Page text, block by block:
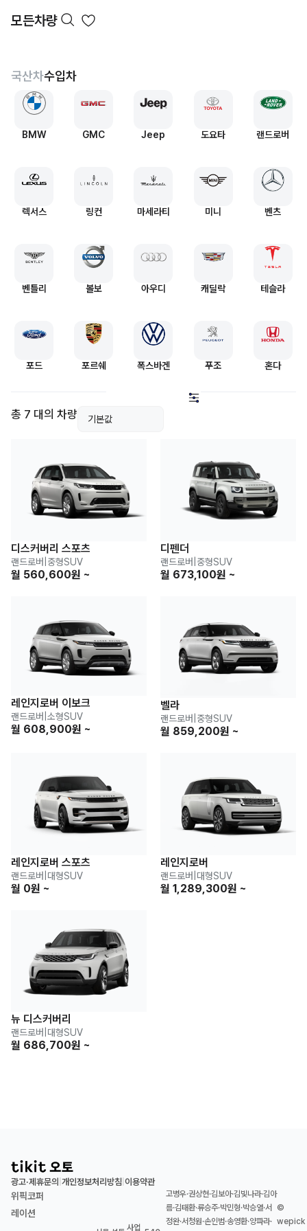
모든차량
국산차수입차
BMW GMC Jeep 도요타 랜드로버
렉서스 링컨 마세라티 미니 벤츠
벤틀리 볼보 아우디 캐딜락 테슬라
포드 포르쉐 폭스바겐 푸조 혼다
총 7 대의 차량
디스커버리 스포츠
랜드로버 중형SUV
월 560,600원 ~
디펜더
랜드로버 중형SUV
월 673,100원 ~
레인지로버 이보크
랜드로버 소형SUV
월 608,900원 ~
벨라
랜드로버 중형SUV
월 859,200원 ~
레인지로버 스포츠
랜드로버 대형SUV
월 0원 ~
레인지로버
랜드로버 대형SUV
월 1,289,300원 ~
뉴 디스커버리
랜드로버 대형SUV
월 686,700원 ~
광고·제휴문의 개인정보처리방침 이용약관
위픽코퍼
레이션
사업
고병우·권상현·김보아·김빛나라·김아
름·김태환·류승주·박민형·박승열·서
정완·서청원·손인범·송영환·양파라·
©
wepick